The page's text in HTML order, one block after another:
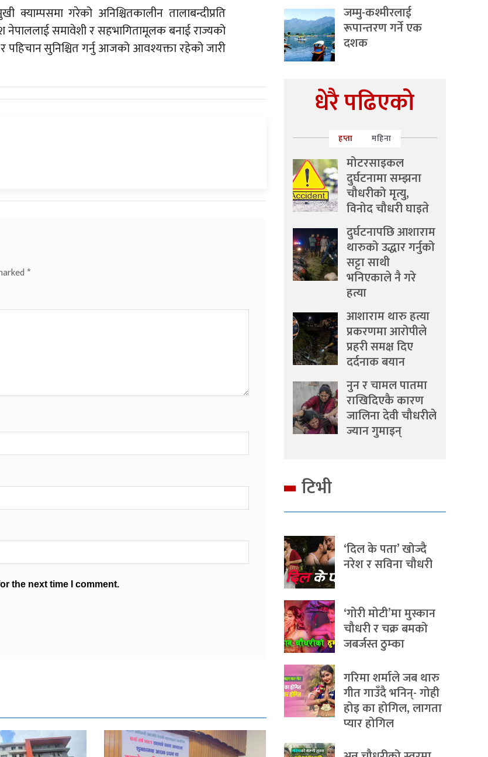
क्याम्पसमा गरेको अनिश्चितकालीन तालाबन्दीप्रति
समावेशी र सहभागितामूलक बनाई राज्यको
पहिचान सुनिश्चित गर्नु आजको आवश्यक्ता रहेको जारी
*
the next time I comment.
जम्मु-कश्मीरलाई
रूपान्तरण गर्ने एक
दशक
धेरै पढिएको
हप्ता महिना
मोटरसाइकल
दुर्घटनामा सम्झना
चौधरीको मृत्यु,
विनोद चौधरी घाइते
दुर्घटनापछि आशाराम
थारुको उद्धार गर्नुको
सट्टा साथी
भनिएकाले नै गरे
हत्या
आशाराम थारु हत्या
प्रकरणमा आरोपीले
प्रहरी समक्ष दिए
दर्दनाक बयान
नुन र चामल पातमा
राखिदिएकै कारण
जालिना देवी चौधरीले
ज्यान गुमाइन्
टिभी
‘दिल के पता’ खोज्दै
नरेश र सविना चौधरी
‘गोरी मोटी’मा मुस्कान
चौधरी र चक्र बमको
जबर्जस्त ठुम्का
गरिमा शर्माले जब थारु
गीत गाउँदै भनिन्- गोही
होइ का होगिल, लागता
प्यार होगिल